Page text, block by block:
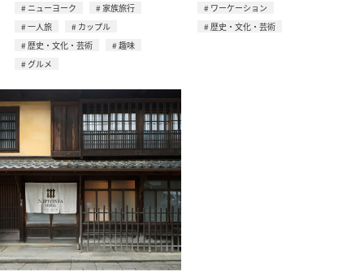
ニューヨーク
家族旅行
一人旅
カップル
歴史・文化・芸術
趣味
グルメ
ワーケーション
歴史・文化・芸術